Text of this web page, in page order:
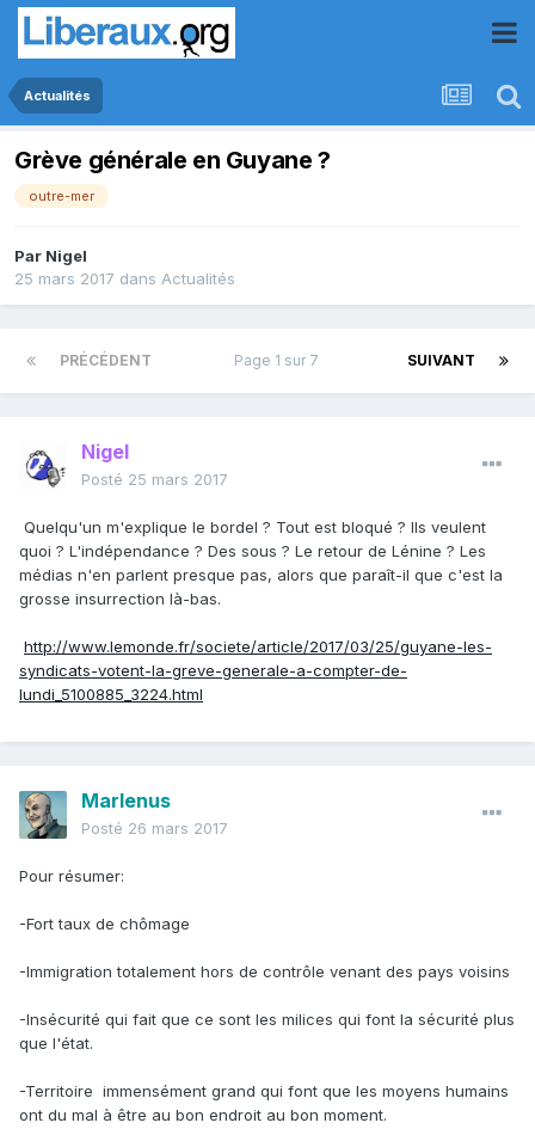
Actualités
Grève générale en Guyane ?
outre-mer
Par Nigel
25 mars 2017 dans Actualités
PRÉCÉDENT SUIVANT
Page 1 sur 7
Nigel
Posté 25 mars 2017
Quelqu'un m'explique le bordel ? Tout est bloqué ? Ils veulent
quoi ? L'indépendance ? Des sous ? Le retour de Lénine ? Les
médias n'en parlent presque pas, alors que paraît-il que c'est la
grosse insurrection là-bas.
http://www.lemonde.fr/societe/article/2017/03/25/guyane-les-
syndicats-votent-la-greve-generale-a-compter-de-
lundi_5100885_3224.html
Marlenus
Posté 26 mars 2017
Pour résumer:
-Fort taux de chômage
-Immigration totalement hors de contrôle venant des pays voisins
-Insécurité qui fait que ce sont les milices qui font la sécurité plus
que l'état.
-Territoire immensément grand qui font que les moyens humains
ont du mal à être au bon endroit au bon moment.